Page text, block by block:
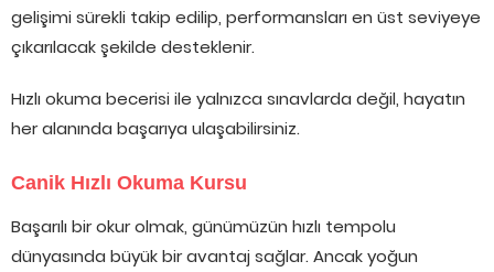
gelişimi sürekli takip edilip, performansları en üst seviyeye
çıkarılacak şekilde desteklenir.
Hızlı okuma becerisi ile yalnızca sınavlarda değil, hayatın
her alanında başarıya ulaşabilirsiniz.
Canik Hızlı Okuma Kursu
Başarılı bir okur olmak, günümüzün hızlı tempolu
dünyasında büyük bir avantaj sağlar. Ancak yoğun